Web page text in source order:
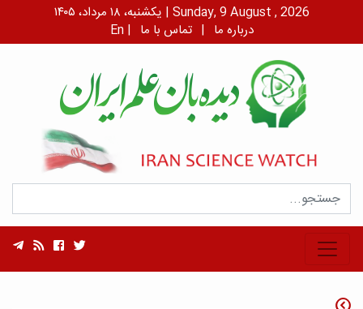
یکشنبه، ۱۸ مرداد، ۱۴۰۵ | Sunday, 9 August , 2026
En | درباره ما | تماس با ما